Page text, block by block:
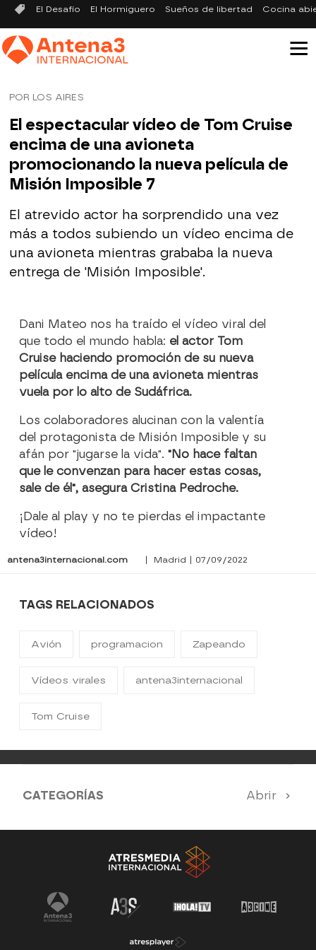
El Desafío El Hormiguero Sueños de libertad Cocina
POR LOS AIRES
El espectacular vídeo de Tom Cruise
encima de una avioneta
promocionando la nueva película de
Misión Imposible 7
El atrevido actor ha sorprendido una vez
más a todos subiendo un vídeo encima de
una avioneta mientras grababa la nueva
entrega de 'Misión Imposible'.
Dani Mateo nos ha traído el vídeo viral del
que todo el mundo habla: el actor Tom
Cruise haciendo promoción de su nueva
película encima de una avioneta mientras
vuela por lo alto de Sudáfrica.
Los colaboradores alucinan con la valentía
del protagonista de Misión Imposible y su
afán por "jugarse la vida"."No hace faltan
que le convenzan para hacer estas cosas,
sale de él", asegura Cristina Pedroche.
¡Dale al play y no te pierdas el impactante
vídeo!
antena3internacional.com | Madrid | 07/09/2022
TAGS RELACIONADOS
Avión programacion Zapeando
Vídeos virales antena3internacional
Tom Cruise
CATEGORÍAS Abrir
Antena 3 Noticias El Hormiguero
Tu cara me suena Pasapalabra